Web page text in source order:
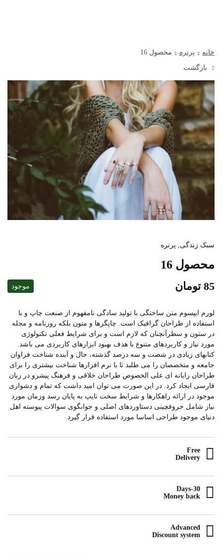
خانه پرتره محصول 16
بازگشت
سبک زندگی, پرتره
محصول 16
85 تومان موجود
لورم ایپسوم متن ساختگی با تولید سادگی نامفهوم از صنعت چاپ و با
استفاده از طراحان گرافیک است. چاپگرها و متون بلکه روزنامه و مجله
در ستون و سطرآنچنان که لازم است و برای شرایط فعلی تکنولوژی
مورد نیاز و کاربردهای متنوع با هدف بهبود ابزارهای کاربردی می باشد.
کتابهای زیادی در شصت و سه درصد گذشته، حال و آینده شناخت فراوان
جامعه و متخصصان را می طلبد تا با نرم افزارها شناخت بیشتری را برای
طراحان رایانه ای علی الخصوص طراحان خلاقی و فرهنگ پیشرو در زبان
فارسی ایجاد کرد. در این صورت می توان امید داشت که تمام و دشواری
موجود در ارائه راهکارها و شرایط سخت تایپ به پایان رسد وزمان مورد
نیاز شامل حروفچینی دستاوردهای اصلی و جوابگوی سوالات پیوسته اهل
دنیای موجود طراحی اساسا مورد استفاده قرار گیرد.
Free
Delivery
30-Days
Money back
Advanced
Discount system